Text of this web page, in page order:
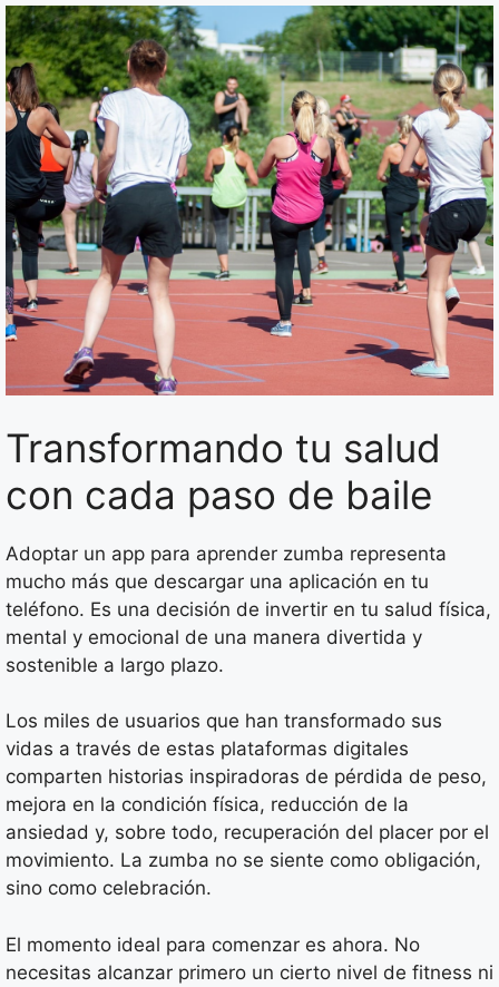
Transformando tu salud
con cada paso de baile
Adoptar un app para aprender zumba representa
mucho más que descargar una aplicación en tu
teléfono. Es una decisión de invertir en tu salud física,
mental y emocional de una manera divertida y
sostenible a largo plazo.
Los miles de usuarios que han transformado sus
vidas a través de estas plataformas digitales
comparten historias inspiradoras de pérdida de peso,
mejora en la condición física, reducción de la
ansiedad y, sobre todo, recuperación del placer por el
movimiento. La zumba no se siente como obligación,
sino como celebración.
El momento ideal para comenzar es ahora. No
necesitas alcanzar primero un cierto nivel de fitness ni